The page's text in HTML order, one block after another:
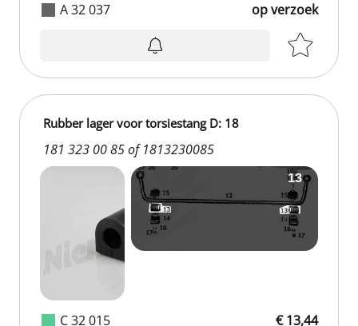
A 32 037 op verzoek
C 32 015
Rubber lager voor torsiestang D: 18
181 323 00 85 of 1813230085
€ 13,44